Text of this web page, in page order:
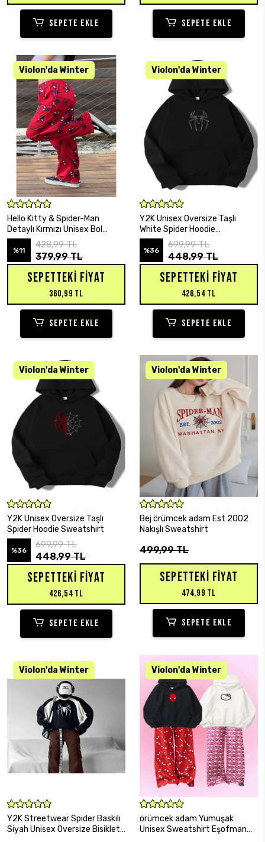
SEPETE EKLE SEPETE EKLE
SEPETE EKLE
Hello Kitty & Spider-Man
Detaylı Kırmızı Unisex Bol
Eşofman Altı
%11
428,99 TL
379,99 TL
SEPETTEKI FIYAT
360,99 TL
SEPETE EKLE
SEPETE EKLE
Y2K Unisex Oversize Taşlı
White Spider Hoodie
Sweatshirt
%36
699,99 TL
448,99 TL
SEPETTEKI FIYAT
426,54 TL
SEPETE EKLE
SEPETE EKLE
Y2K Unisex Oversize Taşlı
Spider Hoodie Sweatshirt
%36
699,99 TL
448,99 TL
SEPETTEKI FIYAT
426,54 TL
SEPETE EKLE
SEPETE EKLE
Bej örümcek adam Est 2002
Nakışlı Sweatshirt
499,99 TL
SEPETTEKI FIYAT
474,99 TL
SEPETE EKLE
SEPETE EKLE
Y2K Streetwear Spider Baskılı
Siyah Unisex Oversize Bisiklet
SEPETE EKLE
örümcek adam Yumuşak
Unisex Sweatshirt Eşofman